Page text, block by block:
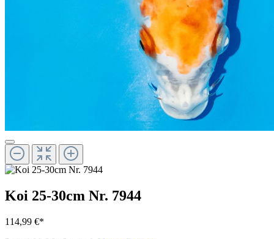
Koi 25-30cm Nr. 7944
114,99 €*